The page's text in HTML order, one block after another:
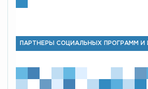
ПАРТНЕРЫ СОЦИАЛЬНЫХ ПРОГРАММ И